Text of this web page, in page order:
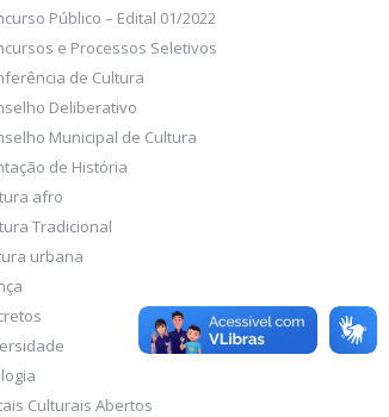
Público – Edital 01/2022
e Processos Seletivos
de Cultura
Deliberativo
Municipal de Cultura
de História
afro
Tradicional
urbana
Culturais Abertos